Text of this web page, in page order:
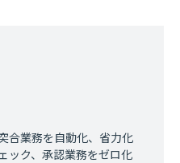
合業務を自動化、省力化
ック、承認業務をゼロ化